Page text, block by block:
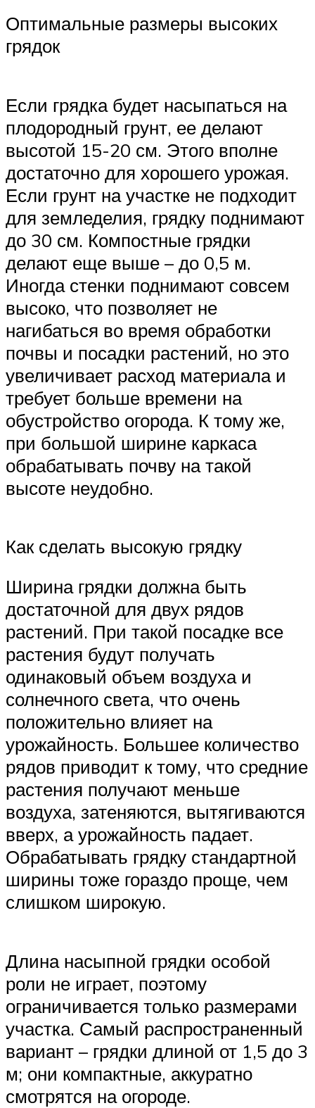
Оптимальные размеры высоких
грядок
Если грядка будет насыпаться на
плодородный грунт, ее делают
высотой 15-20 см. Этого вполне
достаточно для хорошего урожая.
Если грунт на участке не подходит
для земледелия, грядку поднимают
до 30 см. Компостные грядки
делают еще выше – до 0,5 м.
Иногда стенки поднимают совсем
высоко, что позволяет не
нагибаться во время обработки
почвы и посадки растений, но это
увеличивает расход материала и
требует больше времени на
обустройство огорода. К тому же,
при большой ширине каркаса
обрабатывать почву на такой
высоте неудобно.
Как сделать высокую грядку
Ширина грядки должна быть
достаточной для двух рядов
растений. При такой посадке все
растения будут получать
одинаковый объем воздуха и
солнечного света, что очень
положительно влияет на
урожайность. Большее количество
рядов приводит к тому, что средние
растения получают меньше
воздуха, затеняются, вытягиваются
вверх, а урожайность падает.
Обрабатывать грядку стандартной
ширины тоже гораздо проще, чем
слишком широкую.
Длина насыпной грядки особой
роли не играет, поэтому
ограничивается только размерами
участка. Самый распространенный
вариант – грядки длиной от 1,5 до 3
м; они компактные, аккуратно
смотрятся на огороде.